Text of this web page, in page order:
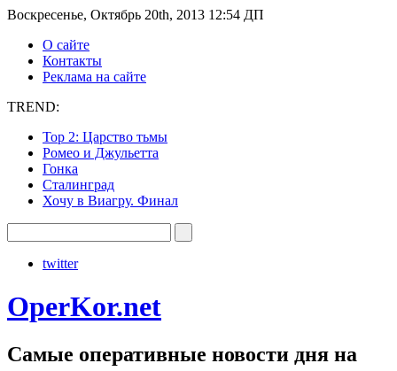
Воскресенье, Октябрь 20th, 2013 12:54 ДП
О сайте
Контакты
Реклама на сайте
TREND:
Тор 2: Царство тьмы
Ромео и Джульетта
Гонка
Сталинград
Хочу в Виагру. Финал
twitter
OperKor.net
Самые оперативные новости дня на